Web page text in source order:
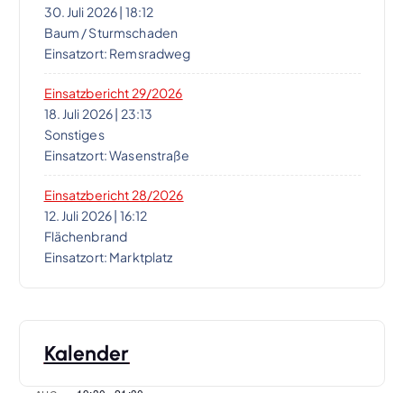
30. Juli 2026| 18:12
Baum / Sturmschaden
Einsatzort: Remsradweg
Einsatzbericht 29/2026
18. Juli 2026| 23:13
Sonstiges
Einsatzort: Wasenstraße
Einsatzbericht 28/2026
12. Juli 2026| 16:12
Flächenbrand
Einsatzort: Marktplatz
Kalender